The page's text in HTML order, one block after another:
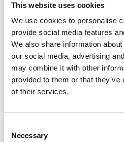
This website uses cookies
We use cookies to personalise
provide social media features
We also share information
our social media, advertising
may combine it with other
provided to them or that
of their services.
Selection
Necessary
Hør hvordan en mindre
robostacker har brug
intelligens til at styrke
pakkeløsninger, så labels på
og spildprocenten hos kunden
Speakers:
Peter Trillingsgaard, Preben Dahl